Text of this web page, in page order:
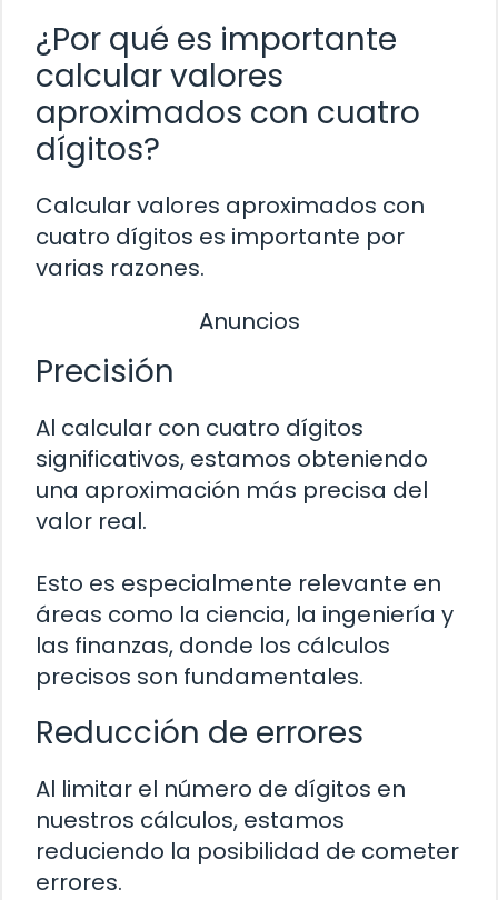
¿Por qué es importante
calcular valores
aproximados con cuatro
dígitos?
Calcular valores aproximados con
cuatro dígitos es importante por
varias razones.
Anuncios
Precisión
Al calcular con cuatro dígitos
significativos, estamos obteniendo
una aproximación más precisa del
valor real.
Esto es especialmente relevante en
áreas como la ciencia, la ingeniería y
las finanzas, donde los cálculos
precisos son fundamentales.
Reducción de errores
Al limitar el número de dígitos en
nuestros cálculos, estamos
reduciendo la posibilidad de cometer
errores.